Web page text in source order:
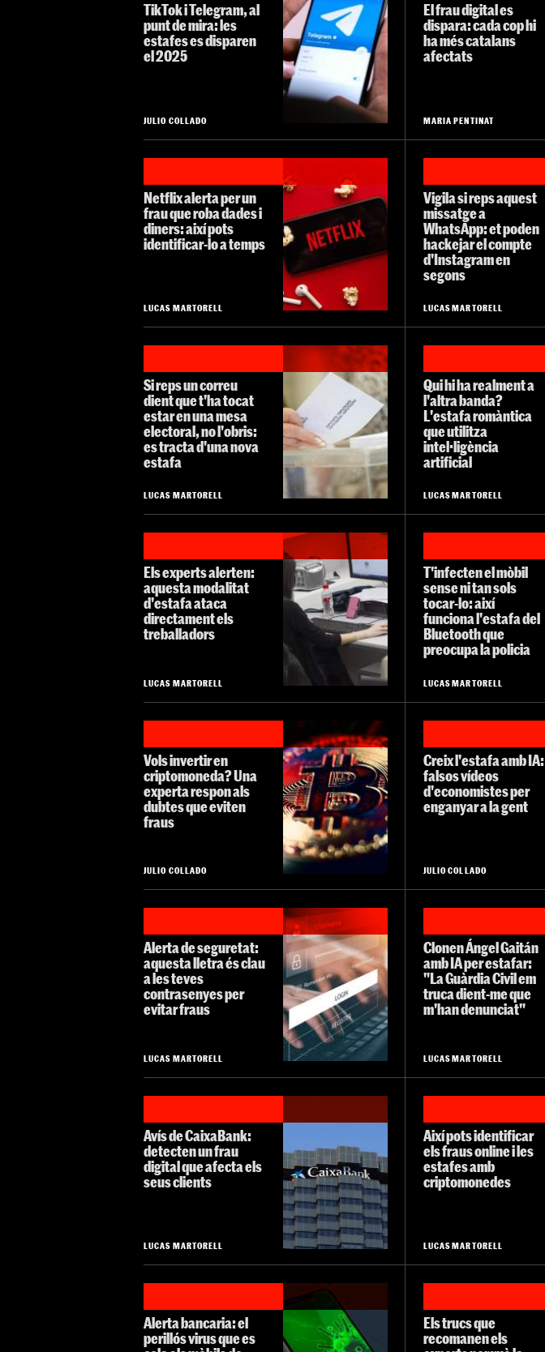
TikTok i Telegram, al
punt de mira: les
estafes es disparen
el 2025
JULIO COLLADO
El frau digital es
dispara: cada cop hi
ha més catalans
afectats
MARIA PENTINAT
Netflix alerta per un
frau que roba dades i
diners: així pots
identificar-lo a temps
LUCAS MARTORELL
Vigila si reps aquest
missatge a
WhatsApp: et poden
hackejar el compte
d'Instagram en
segons
LUCAS MARTORELL
Si reps un correu
dient que t'ha tocat
estar en una mesa
electoral, no l'obris:
es tracta d'una nova
estafa
LUCAS MARTORELL
Qui hi ha realment a
l'altra banda?
L'estafa romàntica
que utilitza
intel·ligència
artificial
LUCAS MARTORELL
Els experts alerten:
aquesta modalitat
d'estafa ataca
directament els
treballadors
LUCAS MARTORELL
T'infecten el mòbil
sense ni tan sols
tocar-lo: així
funciona l'estafa del
Bluetooth que
preocupa la policia
LUCAS MARTORELL
Vols invertir en
criptomoneda? Una
experta respon als
dubtes que eviten
fraus
JULIO COLLADO
Creix l'estafa amb IA:
falsos vídeos
d'economistes per
enganyar a la gent
JULIO COLLADO
Alerta de seguretat:
aquesta lletra és clau
a les teves
contrasenyes per
evitar fraus
LUCAS MARTORELL
Clonen Ángel Gaitán
amb IA per estafar:
"La Guàrdia Civil em
truca dient-me que
m'han denunciat"
LUCAS MARTORELL
Avís de CaixaBank:
detecten un frau
digital que afecta els
seus clients
LUCAS MARTORELL
Així pots identificar
els fraus online i les
estafes amb
criptomonedes
LUCAS MARTORELL
Alerta bancaria: el
perillós virus que es
Els trucs que
recomanen els